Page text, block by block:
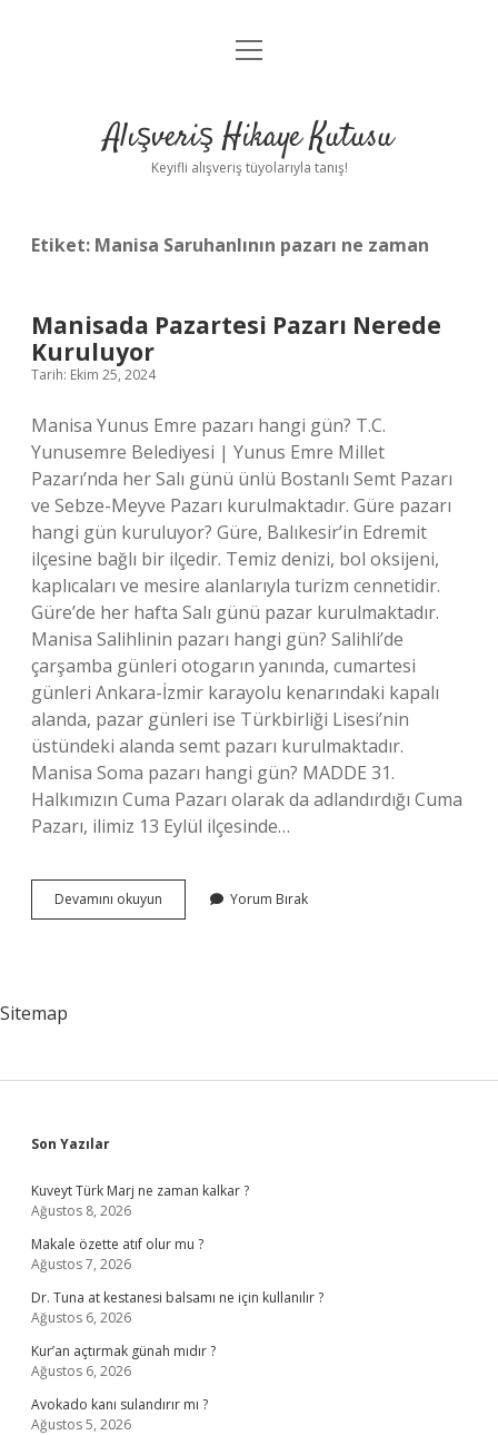
Anasayfa
Yasal Uyarı
menüyü
Alışveriş Hikaye Kutusu
Keyifli alışveriş tüyolarıyla tanış!
Etiket: Manisa Saruhanlının pazarı ne zaman
Manisada Pazartesi Pazarı Nerede
Kuruluyor
Tarih: Ekim 25, 2024
Manisa Yunus Emre pazarı hangi gün? T.C.
Yunusemre Belediyesi | Yunus Emre Millet
Pazarı’nda her Salı günü ünlü Bostanlı Semt Pazarı
ve Sebze-Meyve Pazarı kurulmaktadır. Güre pazarı
hangi gün kuruluyor? Güre, Balıkesir’in Edremit
ilçesine bağlı bir ilçedir. Temiz denizi, bol oksijeni,
kaplıcaları ve mesire alanlarıyla turizm cennetidir.
Güre’de her hafta Salı günü pazar kurulmaktadır.
Manisa Salihlinin pazarı hangi gün? Salihli’de
çarşamba günleri otogarın yanında, cumartesi
günleri Ankara-İzmir karayolu kenarındaki kapalı
alanda, pazar günleri ise Türkbirliği Lisesi’nin
üstündeki alanda semt pazarı kurulmaktadır.
Manisa Soma pazarı hangi gün? MADDE 31.
Halkımızın Cuma Pazarı olarak da adlandırdığı Cuma
Pazarı, ilimiz 13 Eylül ilçesinde…
Devamını okuyun Manisada
Pazartesi
Yorum Bırak
Sitemap
Sidebar
Son Yazılar
Kuveyt Türk Marj ne zaman kalkar ?
Ağustos 8, 2026
Makale özette atıf olur mu ?
Ağustos 7, 2026
Dr. Tuna at kestanesi balsamı ne için kullanılır ?
Ağustos 6, 2026
Kur’an açtırmak günah mıdır ?
Ağustos 6, 2026
Avokado kanı sulandırır mı ?
Ağustos 5, 2026